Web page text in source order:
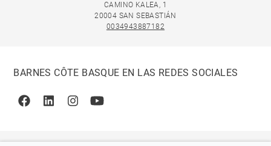
CAMINO KALEA, 1
20004 SAN SEBASTIÁN
0034943887182
BARNES CÔTE BASQUE EN LAS REDES SOCIALES
FacebookLinkedinInstagramYoutube